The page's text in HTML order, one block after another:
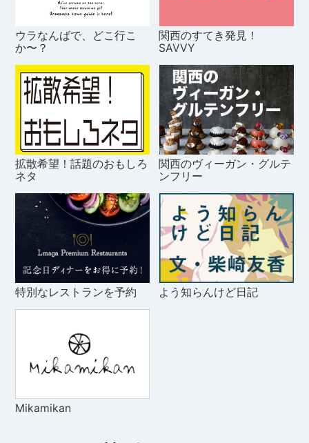
ウラなんばで、どこ行こ
か〜？
関西のすてき発見！
SAVVY
拡散希望！話題のおもしろ
ネタ
関西のヴィーガン・グルテ
ンフリー
特別なレストランを予約 よう知らんけど日記
Mikamikan